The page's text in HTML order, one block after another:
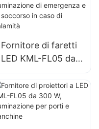
illuminazione di
cantieri edili
Fornitore di faretti
LED KML-FL05 da
200 W,
illuminazione di
emergenza e di
soccorso in caso di